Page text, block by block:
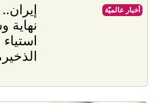
أخبار عالميّة